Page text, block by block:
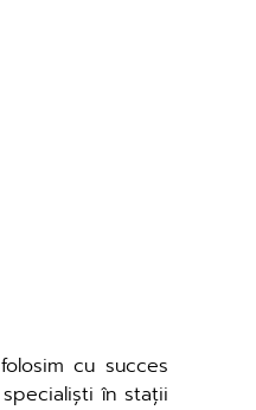
cu succes
în stații